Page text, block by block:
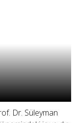
Dr. Süleyman